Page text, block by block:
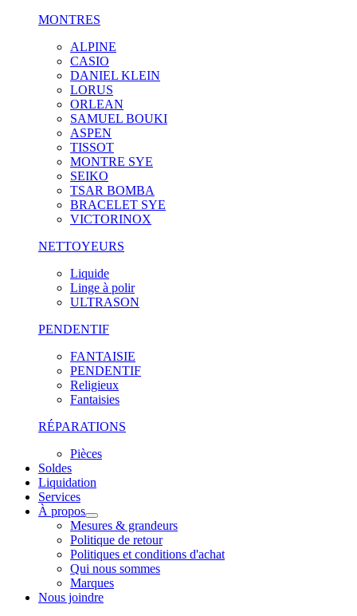
MONTRES
ALPINE
CASIO
DANIEL KLEIN
LORUS
ORLEAN
SAMUEL BOUKI
ASPEN
TISSOT
MONTRE SYE
SEIKO
TSAR BOMBA
BRACELET SYE
VICTORINOX
NETTOYEURS
Liquide
Linge à polir
ULTRASON
PENDENTIF
FANTAISIE
PENDENTIF
Religieux
Fantaisies
RÉPARATIONS
Pièces
Soldes
Liquidation
Services
À propos
Mesures & grandeurs
Politique de retour
Politiques et conditions d'achat
Qui nous sommes
Marques
Nous joindre